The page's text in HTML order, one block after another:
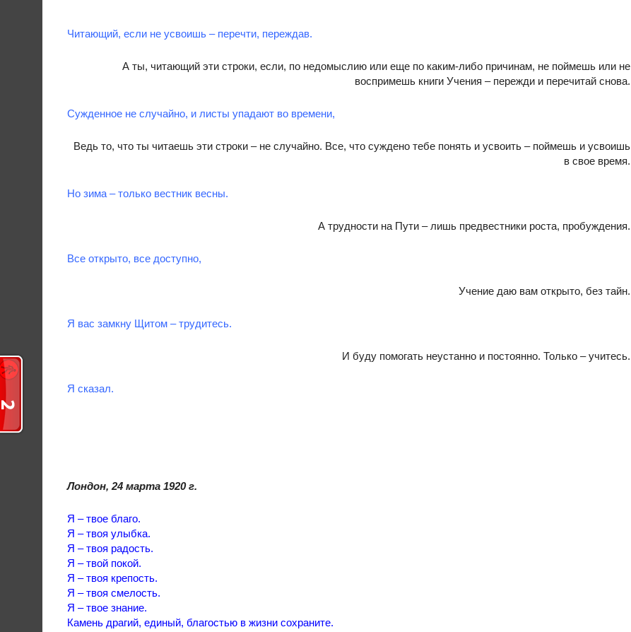
Читающий, если не усвоишь – перечти, переждав.
А ты, читающий эти строки, если, по недомыслию или еще по каким-либо причинам, не поймешь или не
воспримешь книги Учения – пережди и перечитай снова.
Сужденное не случайно, и листы упадают во времени,
Ведь то, что ты читаешь эти строки – не случайно. Все, что суждено тебе понять и усвоить – поймешь и усвоишь
в свое время.
Но зима – только вестник весны.
А трудности на Пути – лишь предвестники роста, пробуждения.
Все открыто, все доступно,
Учение даю вам открыто, без тайн.
Я вас замкну Щитом – трудитесь.
И буду помогать неустанно и постоянно. Только – учитесь.
Я сказал.
Лондон, 24 марта 1920 г.
Я – твое благо.
Я – твоя улыбка.
Я – твоя радость.
Я – твой покой.
Я – твоя крепость.
Я – твоя смелость.
Я – твое знание.
Камень драгий, единый, благостью в жизни сохраните.